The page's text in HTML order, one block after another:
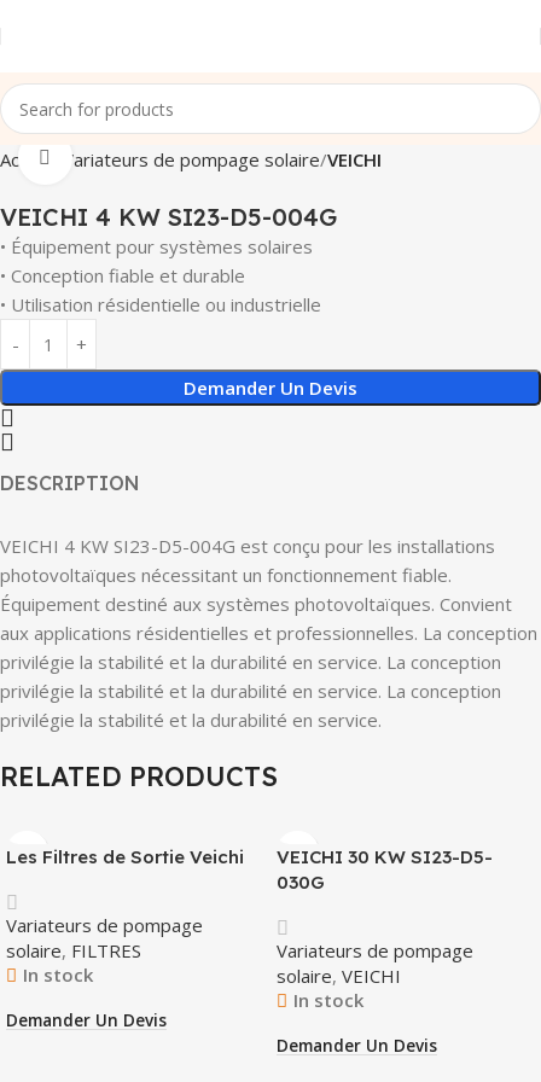
Accueil Variateurs de pompage solaire VEICHI
Click to enlarge
VEICHI 4 KW SI23-D5-004G
• Équipement pour systèmes solaires
• Conception fiable et durable
• Utilisation résidentielle ou industrielle
Demander Un Devis
DESCRIPTION
VEICHI 4 KW SI23-D5-004G est conçu pour les installations
photovoltaïques nécessitant un fonctionnement fiable.
Équipement destiné aux systèmes photovoltaïques. Convient
aux applications résidentielles et professionnelles. La conception
privilégie la stabilité et la durabilité en service. La conception
privilégie la stabilité et la durabilité en service. La conception
privilégie la stabilité et la durabilité en service.
RELATED PRODUCTS
Les Filtres de Sortie Veichi
Variateurs de pompage
solaire, FILTRES
In stock
Demander Un Devis
VEICHI 30 KW SI23-D5-
030G
Variateurs de pompage
solaire, VEICHI
In stock
Demander Un Devis